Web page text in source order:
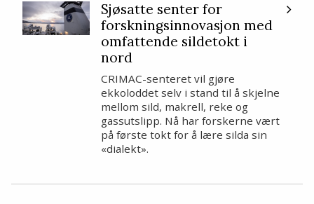
Sjøsatte senter for
forskningsinnovasjon med
omfattende sildetokt i
nord
CRIMAC-senteret vil gjøre
ekkoloddet selv i stand til å skjelne
mellom sild, makrell, reke og
gassutslipp. Nå har forskerne vært
på første tokt for å lære silda sin
«dialekt».